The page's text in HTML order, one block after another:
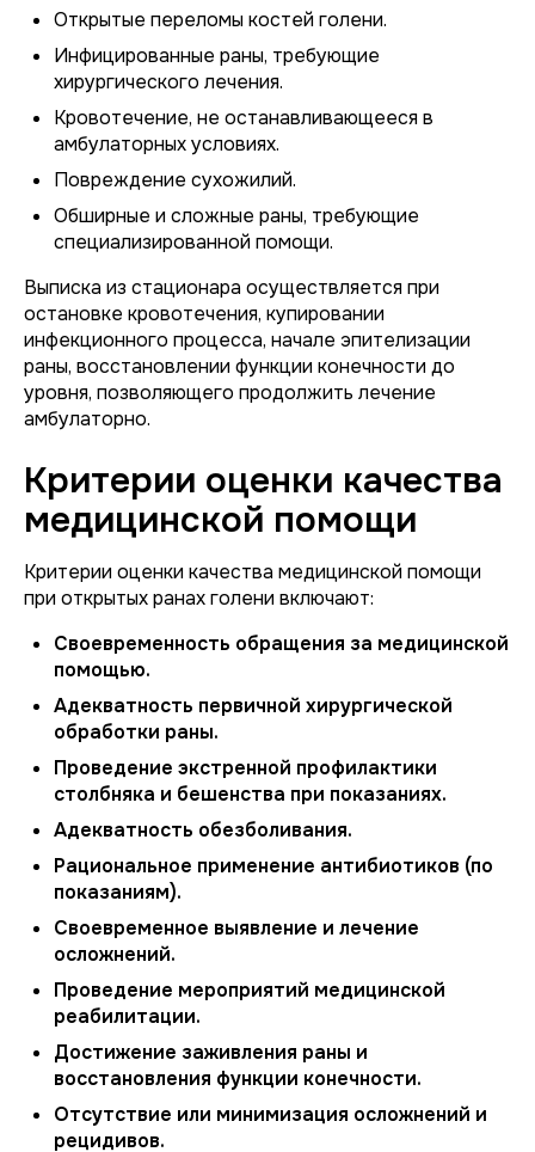
Открытые переломы костей голени.
Инфицированные раны, требующие
хирургического лечения.
Кровотечение, не останавливающееся в
амбулаторных условиях.
Повреждение сухожилий.
Обширные и сложные раны, требующие
специализированной помощи.
Выписка из стационара осуществляется при
остановке кровотечения, купировании
инфекционного процесса, начале эпителизации
раны, восстановлении функции конечности до
уровня, позволяющего продолжить лечение
амбулаторно.
Критерии оценки качества
медицинской помощи
Критерии оценки качества медицинской помощи
при открытых ранах голени включают:
Своевременность обращения за медицинской
помощью.
Адекватность первичной хирургической
обработки раны.
Проведение экстренной профилактики
столбняка и бешенства при показаниях.
Адекватность обезболивания.
Рациональное применение антибиотиков (по
показаниям).
Своевременное выявление и лечение
осложнений.
Проведение мероприятий медицинской
реабилитации.
Достижение заживления раны и
восстановления функции конечности.
Отсутствие или минимизация осложнений и
рецидивов.